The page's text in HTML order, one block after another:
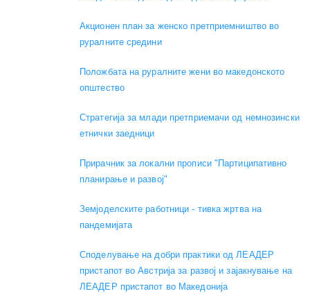
Акционен план за женско претприемништво во
руралните средини
Положбата на руралните жени во македонското
општество
Стратегија за млади претприемачи од немнозински
етнички заедници
Прирачник за локални прописи "Партиципативно
планирање и развој"
Земјоделските работници - тивка жртва на
пандемијата
Споделување на добри практики од ЛЕАДЕР
пристапот во Австрија за развој и зајакнување на
ЛЕАДЕР пристапот во Македонија